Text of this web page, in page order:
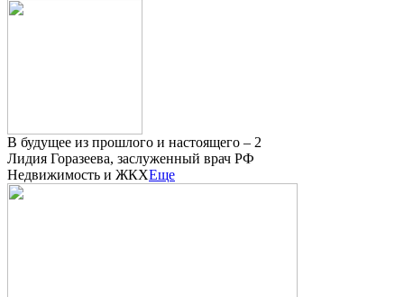
В будущее из прошлого и настоящего – 2
Лидия Горазеева, заслуженный врач РФ
Недвижимость и ЖКХЕще